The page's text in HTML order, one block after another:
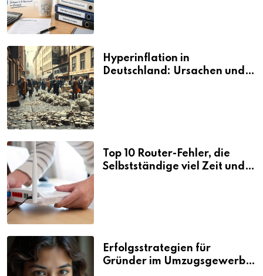
Hyperinflation in
Deutschland: Ursachen und
Top 10 Router-Fehler, die
Selbstständige viel Zeit und
Erfolgsstrategien für
Gründer im Umzugsgewerbe